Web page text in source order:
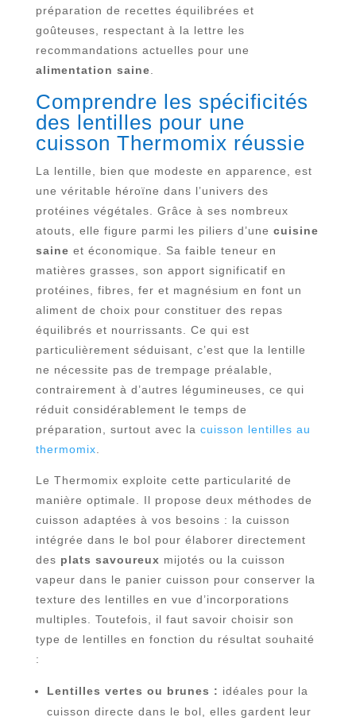
préparation de recettes équilibrées et
goûteuses, respectant à la lettre les
recommandations actuelles pour une
alimentation saine
Comprendre les spécificités
des lentilles pour une
cuisson Thermomix réussie
La lentille, bien que modeste en apparence, est
une véritable héroïne dans l’univers des
protéines végétales. Grâce à ses nombreux
atouts, elle figure parmi les piliers d’une cuisine
saine et économique. Sa faible teneur en
matières grasses, son apport significatif en
protéines, fibres, fer et magnésium en font un
aliment de choix pour constituer des repas
équilibrés et nourrissants. Ce qui est
particulièrement séduisant, c’est que la lentille
ne nécessite pas de trempage préalable,
contrairement à d’autres légumineuses, ce qui
réduit considérablement le temps de
préparation, surtout avec la cuisson lentilles au
thermomix
Le Thermomix exploite cette particularité de
manière optimale. Il propose deux méthodes de
cuisson adaptées à vos besoins : la cuisson
intégrée dans le bol pour élaborer directement
des plats savoureux mijotés ou la cuisson
vapeur dans le panier cuisson pour conserver la
texture des lentilles en vue d’incorporations
multiples. Toutefois, il faut savoir choisir son
type de lentilles en fonction du résultat souhaité
:
Lentilles vertes ou brunes : idéales pour la
cuisson directe dans le bol, elles gardent leur